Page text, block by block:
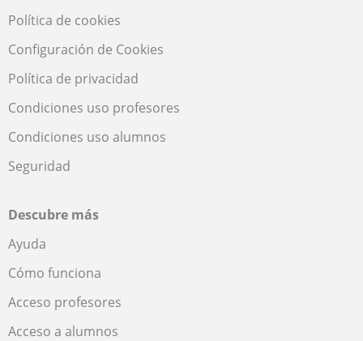
Política de cookies
Configuración de Cookies
Política de privacidad
Condiciones uso profesores
Condiciones uso alumnos
Seguridad
Descubre más
Ayuda
Cómo funciona
Acceso profesores
Acceso a alumnos